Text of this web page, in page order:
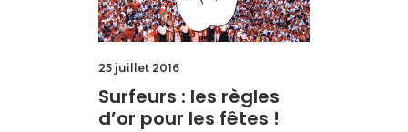
25 juillet 2016
Surfeurs : les règles
d’or pour les fêtes !